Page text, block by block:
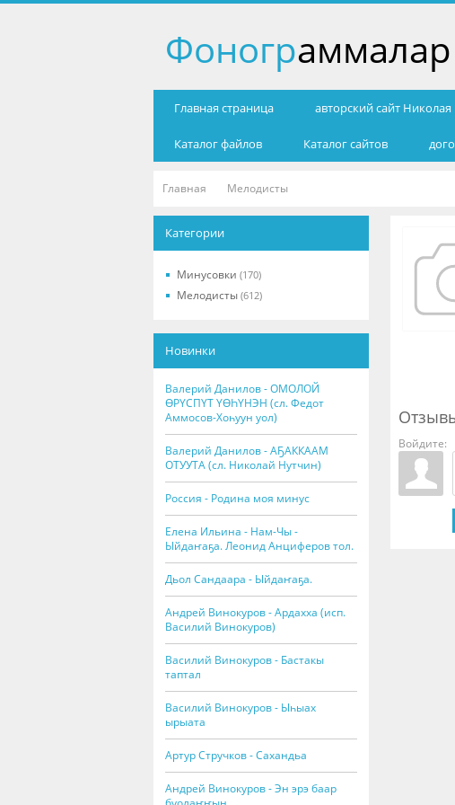
Фонограммалар
Главная страница авторский сайт
Каталог файлов Каталог сайтов
Главная Мелодисты
Войдите:
Категории
Минусовки (170)
Мелодисты (612)
Новинки
Валерий Данилов - ОМОЛОЙ
ӨРҮСПҮТ ҮӨҺҮНЭН (сл. Федот
Аммосов-Хоһуун уол)
Валерий Данилов - АҔАККААМ
ОТУУТА (сл. Николай Нутчин)
Россия - Родина моя минус
Елена Ильина - Нам-Чы -
Ыйдаҥаҕа. Леонид Анциферов тол.
Дьол Сандаара - Ыйдаҥаҕа.
Андрей Винокуров - Ардахха (исп.
Василий Винокуров)
Василий Винокуров - Бастакы
таптал
Василий Винокуров - Ыһыах
ырыата
Артур Стручков - Сахандьа
Андрей Винокуров - Эн эрэ баар